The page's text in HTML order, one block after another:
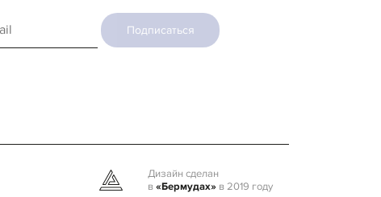
Подписаться
Дизайн сделан
в«Бермудах» в 2019 году